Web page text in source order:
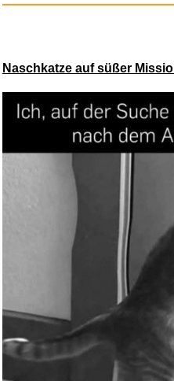
Edelstahl
Naschkatze auf süßer